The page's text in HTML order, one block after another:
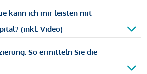
kann ich mir leisten mit
(inkl. Video)
So ermitteln Sie die